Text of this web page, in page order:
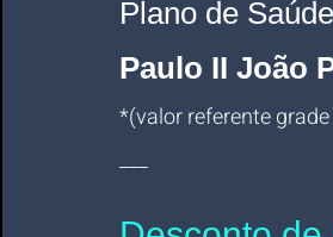
Plano de
Paulo II João
*(valor referente
___